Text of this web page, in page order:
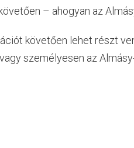
– ahogyan az
követően lehet részt
személyesen az